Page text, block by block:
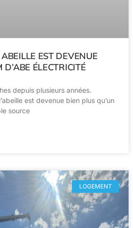
EST DEVENUE
D’ABE ÉLECTRICITÉ
depuis plusieurs années.
est devenue bien plus qu’un
source
LOGEMENT